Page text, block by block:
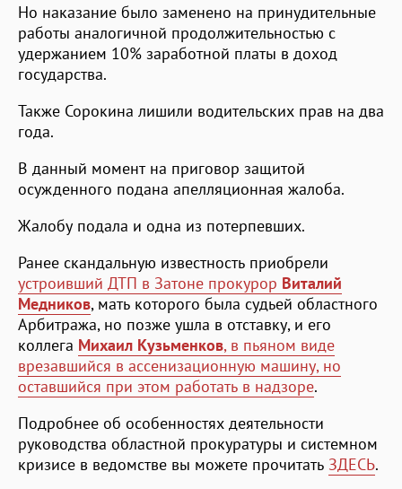
Но наказание было заменено на принудительные
работы аналогичной продолжительностью с
удержанием 10% заработной платы в доход
государства.
Также Сорокина лишили водительских прав на два
года.
В данный момент на приговор защитой
осужденного подана апелляционная жалоба.
Жалобу подала и одна из потерпевших.
Ранее скандальную известность приобрели
устроивший ДТП в Затоне прокурор Виталий
Медников, мать которого была судьей областного
Арбитража, но позже ушла в отставку, и его
коллега Михаил Кузьменков, в пьяном виде
врезавшийся в ассенизационную машину, но
оставшийся при этом работать в надзоре.
Подробнее об особенностях деятельности
руководства областной прокуратуры и системном
кризисе в ведомстве вы можете прочитать ЗДЕСЬ.